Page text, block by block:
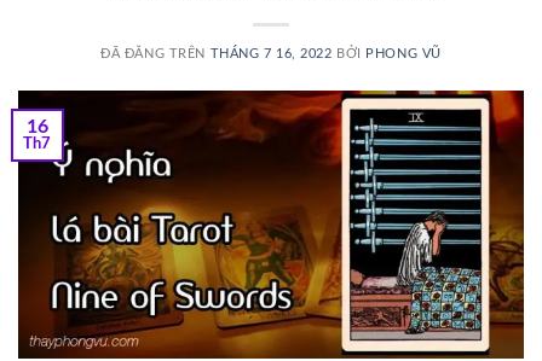
ĐÃ ĐĂNG TRÊN THÁNG 7 16, 2022 BỞI PHONG VŨ
16
Th7